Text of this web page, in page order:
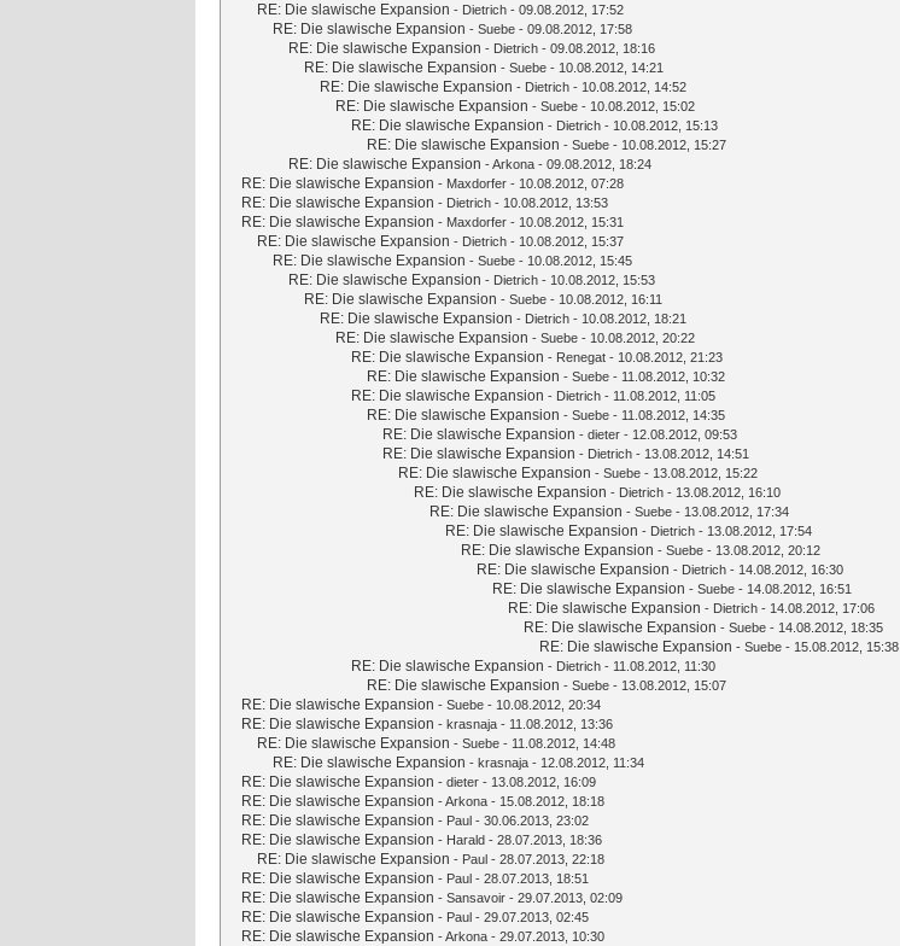
RE: Die slawische Expansion - Dietrich - 09.08.2012, 17:52
RE: Die slawische Expansion - Suebe - 09.08.2012, 17:58
RE: Die slawische Expansion - Dietrich - 09.08.2012, 18:16
RE: Die slawische Expansion - Suebe - 10.08.2012, 14:21
RE: Die slawische Expansion - Dietrich - 10.08.2012, 14:52
RE: Die slawische Expansion - Suebe - 10.08.2012, 15:02
RE: Die slawische Expansion - Dietrich - 10.08.2012, 15:13
RE: Die slawische Expansion - Suebe - 10.08.2012, 15:27
RE: Die slawische Expansion -Arkona - 09.08.2012, 18:24
RE: Die slawische Expansion - Maxdorfer - 10.08.2012, 07:28
RE: Die slawische Expansion - Dietrich - 10.08.2012, 13:53
RE: Die slawische Expansion - Maxdorfer - 10.08.2012, 15:31
RE: Die slawische Expansion - Dietrich - 10.08.2012, 15:37
RE: Die slawische Expansion - Suebe - 10.08.2012, 15:45
RE: Die slawische Expansion - Dietrich - 10.08.2012, 15:53
RE: Die slawische Expansion - Suebe - 10.08.2012, 16:11
RE: Die slawische Expansion - Dietrich - 10.08.2012, 18:21
RE: Die slawische Expansion - Suebe - 10.08.2012, 20:22
RE: Die slawische Expansion - Renegat - 10.08.2012, 21:23
RE: Die slawische Expansion - Suebe - 11.08.2012, 10:32
RE: Die slawische Expansion - Dietrich - 11.08.2012, 11:05
RE: Die slawische Expansion - Suebe - 11.08.2012, 14:35
RE: Die slawische Expansion - dieter - 12.08.2012, 09:53
RE: Die slawische Expansion - Dietrich - 13.08.2012, 14:51
RE: Die slawische Expansion - Suebe - 13.08.2012, 15:22
RE: Die slawische Expansion - Dietrich - 13.08.2012, 16:10
RE: Die slawische Expansion - Suebe - 13.08.2012, 17:34
RE: Die slawische Expansion - Dietrich - 13.08.2012, 17:54
RE: Die slawische Expansion - Suebe - 13.08.2012, 20:12
RE: Die slawische Expansion - Dietrich - 14.08.2012, 16:30
RE: Die slawische Expansion - Suebe - 14.08.2012, 16:51
RE: Die slawische Expansion - Dietrich - 14.08.2012, 17:06
RE: Die slawische Expansion - Suebe - 14.08.2012, 18:35
RE: Die slawische Expansion - Suebe - 15.08.2012, 15:38
RE: Die slawische Expansion - Dietrich - 11.08.2012, 11:30
RE: Die slawische Expansion - Suebe - 13.08.2012, 15:07
RE: Die slawische Expansion - Suebe - 10.08.2012, 20:34
RE: Die slawische Expansion - krasnaja - 11.08.2012, 13:36
RE: Die slawische Expansion - Suebe - 11.08.2012, 14:48
RE: Die slawische Expansion - krasnaja - 12.08.2012, 11:34
RE: Die slawische Expansion - dieter - 13.08.2012, 16:09
RE: Die slawische Expansion -Arkona - 15.08.2012, 18:18
RE: Die slawische Expansion - Paul - 30.06.2013, 23:02
RE: Die slawische Expansion - Harald - 28.07.2013, 18:36
RE: Die slawische Expansion - Paul - 28.07.2013, 22:18
RE: Die slawische Expansion - Paul - 28.07.2013, 18:51
RE: Die slawische Expansion - Sansavoir - 29.07.2013, 02:09
RE: Die slawische Expansion - Paul - 29.07.2013, 02:45
RE: Die slawische Expansion -Arkona - 29.07.2013, 10:30